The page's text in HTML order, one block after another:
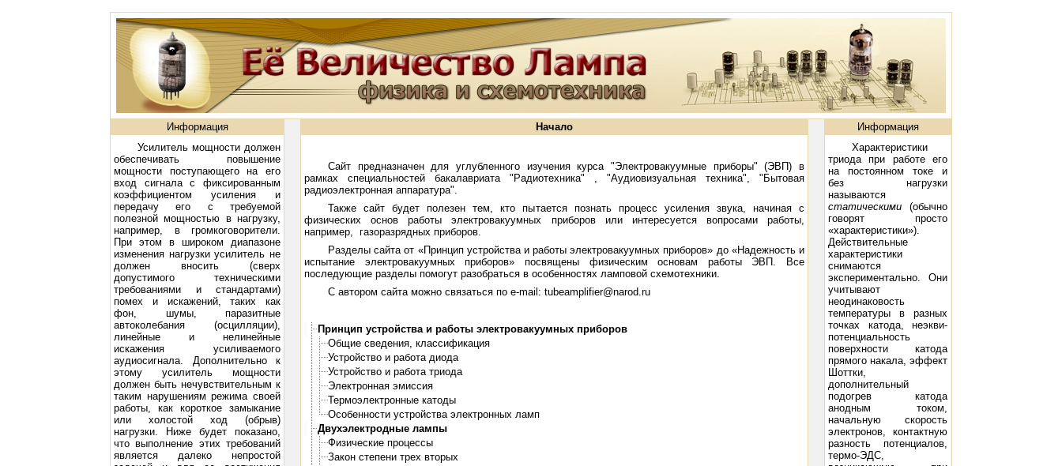
Информация
Усилитель мощности должен
обеспечивать повышение
мощности поступающего на его
вход сигнала с фиксированным
коэффициентом усиления и
передачу его с требуемой
полезной мощностью в нагрузку,
например, в громкоговорители.
При этом в широком диапазоне
изменения нагрузки усилитель не
должен вносить (сверх
допустимого техническими
требованиями и стандартами)
помех и искажений, таких как
фон, шумы, паразитные
автоколебания (осцилляции),
линейные и нелинейные
искажения усиливаемого
аудиосигнала. Дополнительно к
этому усилитель мощности
должен быть нечувствительным к
таким нарушениям режима своей
работы, как короткое замыкание
или холостой ход (обрыв)
нагрузки. Ниже будет показано,
что выполнение этих требований
является далеко непростой
Начало
Сайт предназначен для углубленного изучения курса "Электровакуумные приборы" (ЭВП) в
рамках специальностей бакалавриата "Радиотехника" , "Аудиовизуальная техника", "Бытовая
радиоэлектронная аппаратура".
Также сайт будет полезен тем, кто пытается познать процесс усиления звука, начиная с
физических основ работы электровакуумных приборов или интересуется вопросами работы,
например, газоразрядных приборов.
Разделы сайта от «Принцип устройства и работы электровакуумных приборов» до «Надежность и
испытание электровакуумных приборов» посвящены физическим основам работы ЭВП. Все
последующие разделы помогут разобраться в особенностях ламповой схемотехники.
С автором сайта можно связаться по e-mail: tubeamplifier@narod.ru
Принцип устройства и работы электровакуумных приборов
Общие сведения, классификация
Устройство и работа диода
Устройство и работа триода
Электронная эмиссия
Термоэлектронные катоды
Особенности устройства электронных ламп
Двухэлектродные лампы
Физические процессы
Закон степени трех вторых
Информация
Характеристики
триода при работе его
на постоянном токе и
без нагрузки
называются
статическими (обычно
говорят просто
«характеристики»).
Действительные
характеристики
снимаются
экспериментально. Они
учитывают
неодинаковость
температуры в разных
точках катода, неэкви-
потенциальность
поверхности катода
прямого накала, эффект
Шоттки,
дополнительный
подогрев катода
анодным током,
начальную скорость
электронов, контактную
разность потенциалов,
термо-ЭДС,